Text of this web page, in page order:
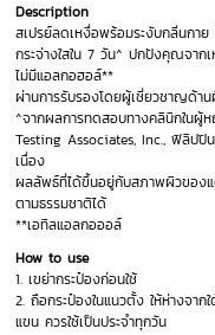
Description
สเปรย์ลดเหงื่อพร้อมระงับกลิ่นกา
กระจ่างใสใน 7 วัน^ ปกป้งคุณจา
ไม่มีแอลกอฮอล์**
ผ่านการรับรองโดยผู้เชี่ยวชาญด้า
^จากผลการทดสอบทางคลินิกใน
Testing Associates, Inc., ฟิลิปปิ
เนื่อง
ผลลัพธ์ที่ได้ขึ้นอยู่กับสภาพผิวของแ
ตามธรรมชาติได้
**เอทิลแอลกอออล์
How to use
1. เขย่ากระป๋องก่อนใช้
2. ถือกระป๋องในแนวตั้ง ให้ห่างจา
แขน ควรใช้เป็นประจำทุกวัน